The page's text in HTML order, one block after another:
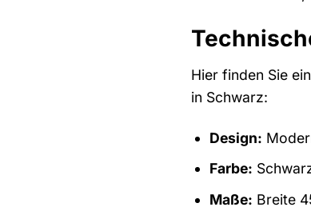
Hier finden Sie
in Schwarz:
Design:
Farbe:
Maße: Breite